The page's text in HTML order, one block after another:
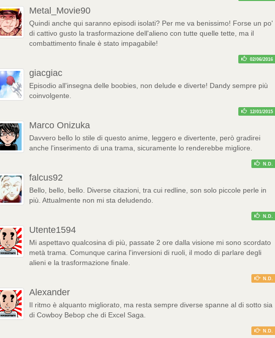
Metal_Movie90
Quindi anche qui saranno episodi isolati? Per me va benissimo! Forse un po'
di cattivo gusto la trasformazione dell'alieno con tutte quelle tette, ma il
combattimento finale è stato impagabile!
02/06/2016
giacgiac
Episodio all'insegna delle boobies, non delude e diverte! Dandy sempre più
coinvolgente.
12/01/2015
Marco Onizuka
Davvero bello lo stile di questo anime, leggero e divertente, però gradirei
anche l'inserimento di una trama, sicuramente lo renderebbe migliore.
N.D.
falcus92
Bello, bello, bello. Diverse citazioni, tra cui redline, son solo piccole perle in
più. Attualmente non mi sta deludendo.
N.D.
Utente1594
Mi aspettavo qualcosina di più, passate 2 ore dalla visione mi sono scordato
metà trama. Comunque carina l'inversioni di ruoli, il modo di parlare degli
alieni e la trasformazione finale.
N.D.
Alexander
Il ritmo è alquanto migliorato, ma resta sempre diverse spanne al di sotto sia
di Cowboy Bebop che di Excel Saga.
N.D.